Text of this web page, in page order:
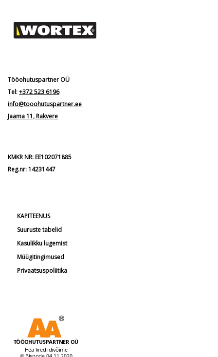
Tööohutuspartner OÜ
Tel:+372 523 6196
info@tooohutuspartner.ee
Jaama 11, Rakvere
KMKR NR: EE102071885
Reg.nr: 14231447
KAPITEENUS
Suuruste tabelid
Kasulikku lugemist
Müügitingimused
Privaatsuspoliitika